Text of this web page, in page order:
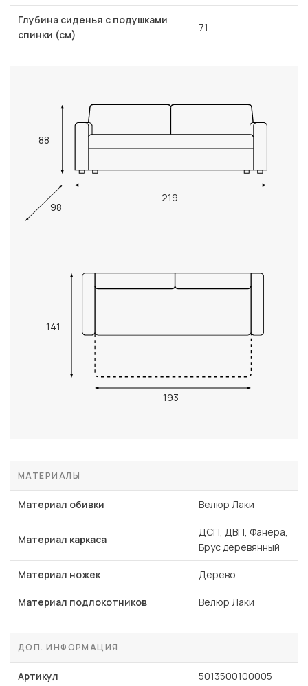
Глубина сиденья с подушками
спинки (см)
71
88
219
98
141
193
МАТЕРИАЛЫ
Материал обивки Велюр Лаки
Материал каркаса
ДСП, ДВП, Фанера,
Брус деревянный
Материал ножек Дерево
Материал подлокотников Велюр Лаки
ДОП. ИНФОРМАЦИЯ
Артикул 5013500100005